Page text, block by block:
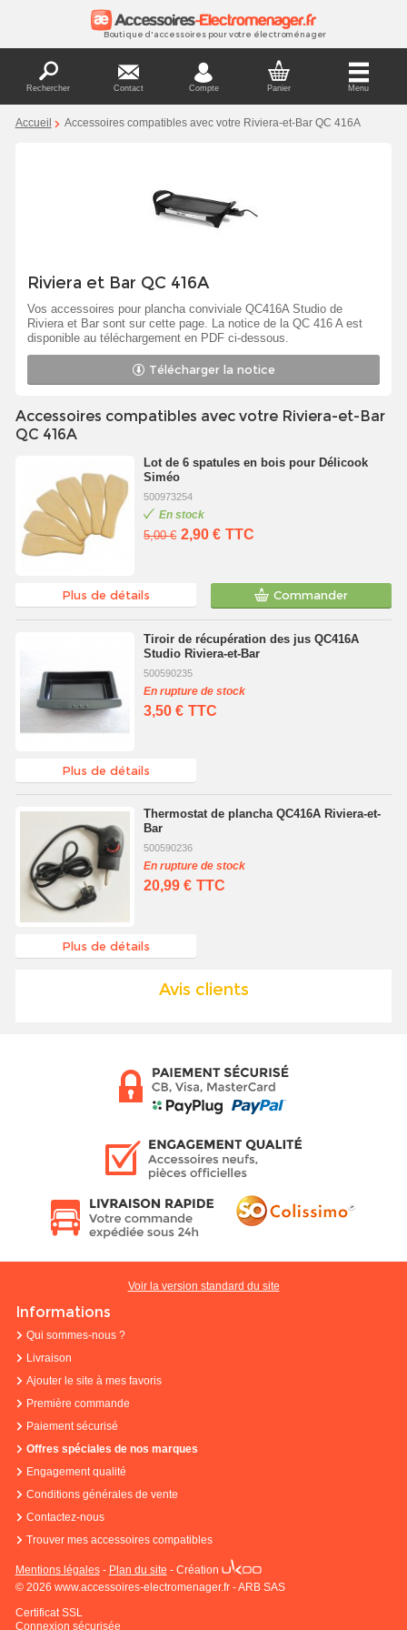
Boutique d'accessoires pour votre électroménager
Rechercher Contact Compte Panier Menu
Accueil Accessoires compatibles avec votre Riviera-et-Bar QC 416A
Riviera et Bar QC 416A
Vos accessoires pour plancha conviviale QC416A Studio de
Riviera et Bar sont sur cette page. La notice de la QC 416 A est
disponible au téléchargement en PDF ci-dessous.
Télécharger la notice
Accessoires compatibles avec votre Riviera-et-Bar
QC 416A
Lot de 6 spatules en bois pour Délicook
Siméo
500973254
En stock
5,00 € 2,90 € TTC
Plus de détails Commander
Tiroir de récupération des jus QC416A
Studio Riviera-et-Bar
500590235
En rupture de stock
3,50 € TTC
Plus de détails
Thermostat de plancha QC416A Riviera-et-
Bar
500590236
En rupture de stock
20,99 € TTC
Plus de détails
Avis clients
Voir la version standard du site
Informations
Qui sommes-nous ?
Livraison
Ajouter le site à mes favoris
Première commande
Paiement sécurisé
Offres spéciales de nos marques
Engagement qualité
Conditions générales de vente
Contactez-nous
Trouver mes accessoires compatibles
Mentions légales- Plan du site - Création
© 2026 www.accessoires-electromenager.fr - ARB SAS
Certificat SSL
Connexion sécurisée